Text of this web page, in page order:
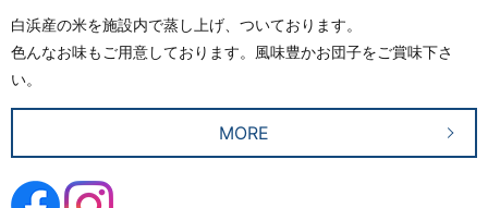
白浜産の米を施設内で蒸し上げ、ついております。
色んなお味もご用意しております。風味豊かお団子をご賞味下さ
い。
MORE